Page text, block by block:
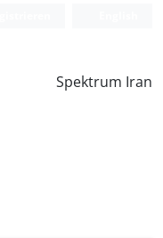
Spektrum Iran